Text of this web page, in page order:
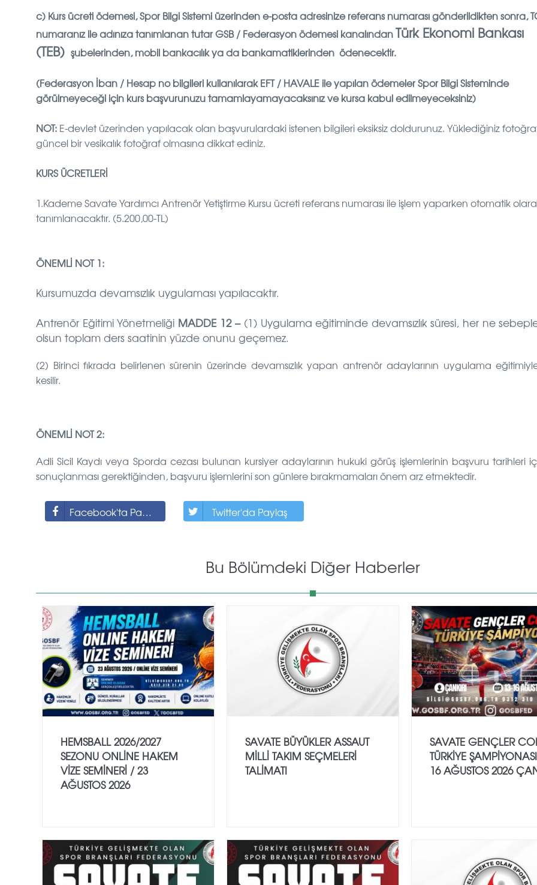
c) Kurs ücreti ödemesi, Spor Bilgi Sistemi üzerinden e-posta adresinize referans numarası gönderildikten sonra,
numaranız ile adınıza tanımlanan tutar GSB / Federasyon ödemesi kanalındanTürk Ekonomi Bankası
(TEB) şubelerinden, mobil bankacılık ya da bankamatiklerinden ödenecektir.
(Federasyon İban / Hesap no bilgileri kullanılarak EFT / HAVALE ile yapılan ödemeler Spor Bilgi Sisteminde
görülmeyeceği için kurs başvurunuzu tamamlayamayacaksınız ve kursa kabul edilmeyeceksiniz)
NOT: E-devlet üzerinden yapılacak olan başvurulardaki istenen bilgileri eksiksiz doldurunuz. Yüklediğiniz
güncel bir vesikalık fotoğraf olmasına dikkat ediniz.
KURS ÜCRETLERİ
1.Kademe Savate Yardımcı Antrenör Yetiştirme Kursu ücreti referans numarası ile işlem yaparken otomatik
tanımlanacaktır. (5.200,00-TL)
ÖNEMLİ NOT 1:
Kursumuzda devamsızlık uygulaması yapılacaktır.
Antrenör Eğitimi Yönetmeliği MADDE 12 –(1) Uygulama eğitiminde devamsızlık süresi, her ne
olsun toplam ders saatinin yüzde onunu geçemez.
(2) Birinci fıkrada belirlenen sürenin üzerinde devamsızlık yapan antrenör adaylarının uygulama
kesilir.
ÖNEMLİ NOT 2:
Adli Sicil Kaydı veya Sporda cezası bulunan kursiyer adaylarının hukuki görüş işlemlerinin başvuru tarihleri
sonuçlanması gerektiğinden, başvuru işlemlerini son günlere bırakmamaları önem arz etmektedir.
Facebook'ta Paylaş Twitter'da Paylaş
Bu Bölümdeki Diğer Haberler
HEMSBALL 2026/2027
SEZONU ONLİNE HAKEM
VİZE SEMİNERİ / 23
AĞUSTOS 2026
SAVATE BÜYÜKLER ASSAUT
MİLLİ TAKIM SEÇMELERİ
TALİMATI
SAVATE GENÇLER
TÜRKİYE
16 AĞUSTOS 2026